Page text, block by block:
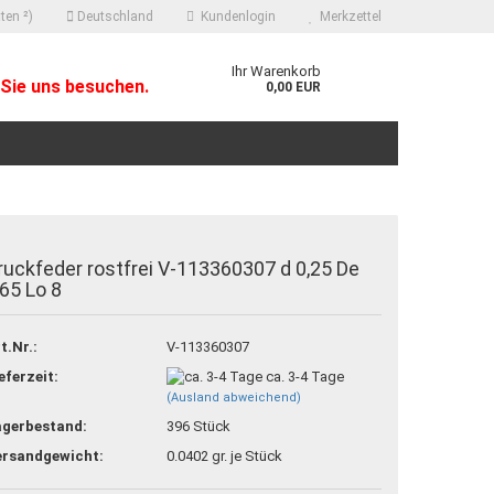
²) Deutschland Kundenlogin
erstellen
vergessen?
Merkzettel
uns besuchen.
Ihr Warenkorb
0,00 EUR
rostfrei V-113360307 d 0,25 De
Lo 8
V-113360307
ca. 3-4 Tage
(Ausland abweichend)
396 Stück
0.0402 gr. je Stück